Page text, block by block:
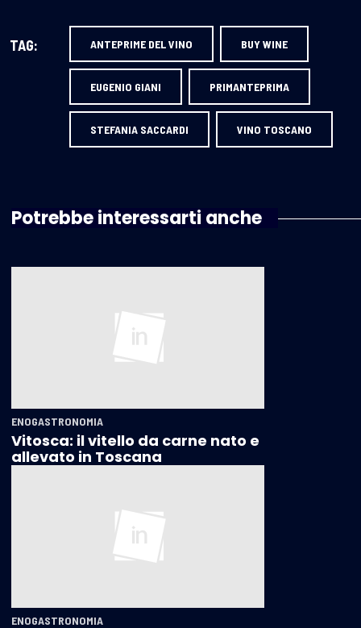
TAG: ANTEPRIME DEL VINO BUY WINE
EUGENIO GIANI PRIMANTEPRIMA
STEFANIA SACCARDI VINO TOSCANO
Potrebbe interessarti anche
ENOGASTRONOMIA
Vitosca: il vitello da carne nato e
allevato in Toscana
ENOGASTRONOMIA